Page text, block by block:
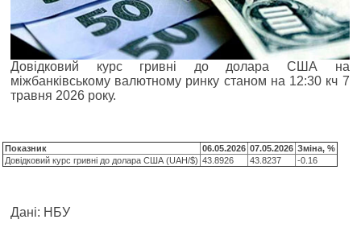
Довідковий курс гривні до долара США на
міжбанківському валютному ринку станом на 12:30 кч 7
травня 2026 року.
Показник 06.05.2026 07.05.2026 Зміна, %
Довідковий курс гривні до долара США (UAH/$) 43.8926 43.8237 -0.16
Дані: НБУ